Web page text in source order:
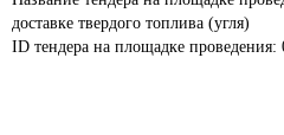
доставке твердого топлива (угля)
ID тендера на площадке проведения: